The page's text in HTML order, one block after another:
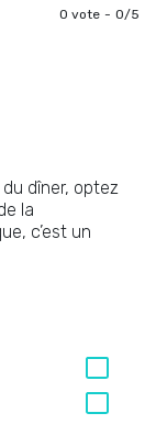
0 vote 0/5
dîner, optez
la
c’est un